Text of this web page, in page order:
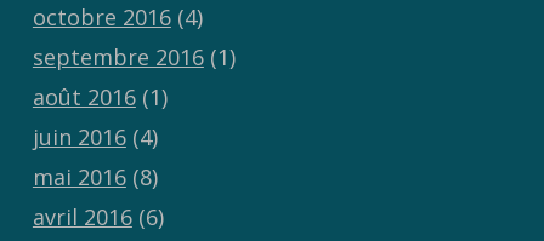
octobre 2016(4)
septembre 2016(1)
août 2016(1)
juin 2016(4)
mai 2016(8)
avril 2016(6)